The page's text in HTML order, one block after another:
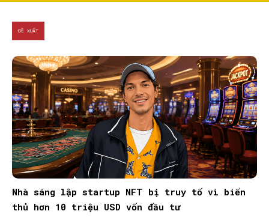
ĐỀ XUẤT
Nhà sáng lập startup NFT bị truy tố vì biển
thủ hơn 10 triệu USD vốn đầu tư